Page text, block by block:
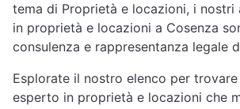
tema di Proprietà e locazioni, i
in proprietà e locazioni a Cosenza
consulenza e rappresentanza legale
Esplorate il nostro elenco per
esperto in proprietà e locazioni che